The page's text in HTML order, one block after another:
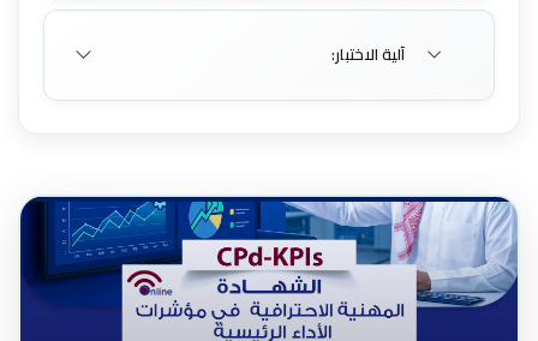
آلية الاختبار: